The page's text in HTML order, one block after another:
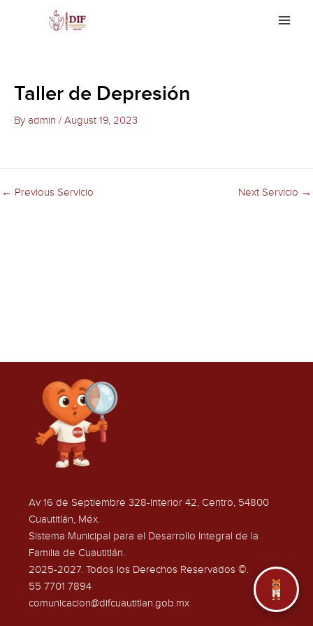
Main
Taller de Depresión
By admin / August 19, 2023
← Previous Servicio Next Servicio →
Av 16 de Septiembre 328-Interior 42, Centro, 54800
Cuautitlán, Méx.
Sistema Municipal para el Desarrollo Integral de la
Familia de Cuautitlán.
2025-2027. Todos los Derechos Reservados ©.
55 7701 7894
comunicacion@difcuautitlan.gob.mx